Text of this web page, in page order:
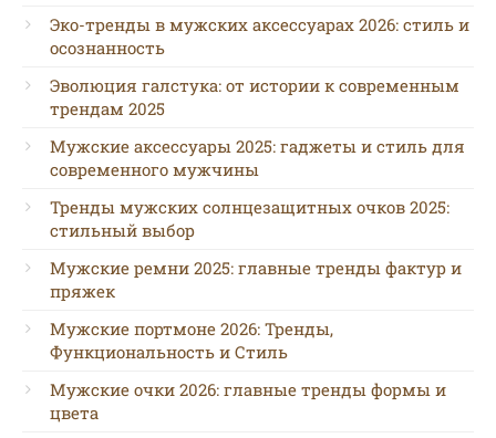
Эко-тренды в мужских аксессуарах 2026: стиль и
осознанность
Эволюция галстука: от истории к современным
трендам 2025
Мужские аксессуары 2025: гаджеты и стиль для
современного мужчины
Тренды мужских солнцезащитных очков 2025:
стильный выбор
Мужские ремни 2025: главные тренды фактур и
пряжек
Мужские портмоне 2026: Тренды,
Функциональность и Стиль
Мужские очки 2026: главные тренды формы и
цвета